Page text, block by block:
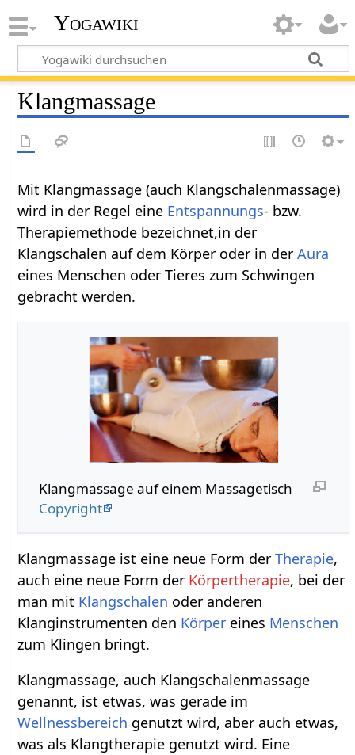
Yogawiki
Klangmassage
Mit Klangmassage (auch Klangschalenmassage)
wird in der Regel eine Entspannungs- bzw.
Therapiemethode bezeichnet,in der
Klangschalen auf dem Körper oder in derAura
eines Menschen oder Tieres zum Schwingen
gebracht werden.
Klangmassage auf einem Massagetisch
Copyright
Klangmassage ist eine neue Form derTherapie,
auch eine neue Form der Körpertherapie, bei der
man mit Klangschalen oder anderen
Klanginstrumenten den Körper eines Menschen
zum Klingen bringt.
Klangmassage, auch Klangschalenmassage
genannt, ist etwas, was gerade im
Wellnessbereich genutzt wird, aber auch etwas,
was als Klangtherapie genutzt wird. Eine